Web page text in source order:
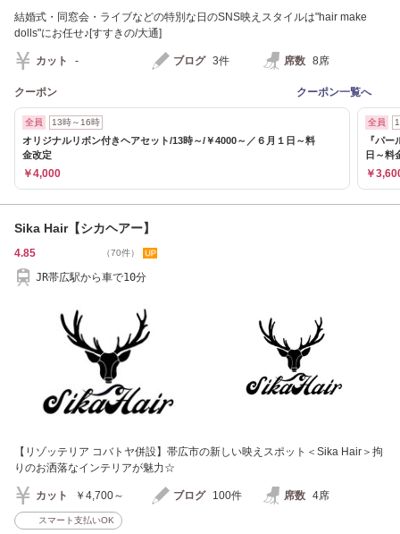
結婚式・同窓会・ライブなどの特別な日のSNS映えスタイルは"hair make
dolls"にお任せ♪[すすきの/大通]
カット - ブログ 3件 席数 8席
クーポン クーポン一覧へ
全員 13時～16時
オリジナルリボン付きヘアセット/13時～/￥4000～／６月１日～料
金改定
￥4,000
全員
『パ
日～料
￥
Sika Hair【シカヘアー】
4.85 （70件）
JR帯広駅から車で10分
【リゾッテリア コバトヤ併設】帯広市の新しい映えスポット＜Sika Hair＞拘
りのお洒落なインテリアが魅力☆
カット ￥4,700～ ブログ 100件 席数 4席
スマート支払いOK